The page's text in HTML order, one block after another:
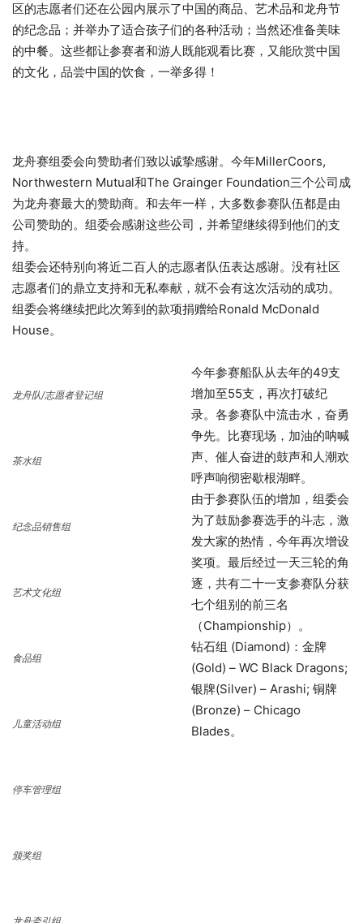
区的志愿者们还在公园内展示了中国的商品、艺术品和龙舟节
的纪念品；并举办了适合孩子们的各种活动；当然还准备美味
的中餐。这些都让参赛者和游人既能观看比赛，又能欣赏中国
的文化，品尝中国的饮食，一举多得！
龙舟赛组委会向赞助者们致以诚挚感谢。今年MillerCoors,
Northwestern Mutual和The Grainger Foundation三个公司成
为龙舟赛最大的赞助商。和去年一样，大多数参赛队伍都是由
公司赞助的。组委会感谢这些公司，并希望继续得到他们的支
持。
组委会还特别向将近二百人的志愿者队伍表达感谢。没有社区
志愿者们的鼎立支持和无私奉献，就不会有这次活动的成功。
组委会将继续把此次筹到的款项捐赠给Ronald McDonald
House。
龙舟队/志愿者登记组
茶水组
纪念品销售组
艺术文化组
食品组
儿童活动组
停车管理组
颁奖组
今年参赛船队从去年的49支
增加至55支，再次打破纪
录。各参赛队中流击水，奋勇
争先。比赛现场，加油的呐喊
声、催人奋进的鼓声和人潮欢
呼声响彻密歇根湖畔。
由于参赛队伍的增加，组委会
为了鼓励参赛选手的斗志，激
发大家的热情，今年再次增设
奖项。最后经过一天三轮的角
逐，共有二十一支参赛队分获
七个组别的前三名
（Championship）。
钻石组 (Diamond)：金牌
(Gold) – WC Black Dragons;
银牌(Silver) – Arashi; 铜牌
(Bronze) – Chicago
Blades。